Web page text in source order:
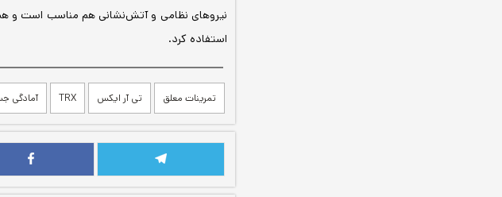
نیروهای نظامی و آتش‌نشانی هم مناسب است و
استفاده کرد.
تمرینات معلق تی آر ایکس TRX آمادگی